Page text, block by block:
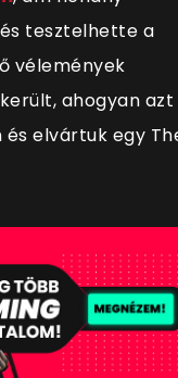
tesztelhette a
vélemények
ahogyan azt
elvártuk egy